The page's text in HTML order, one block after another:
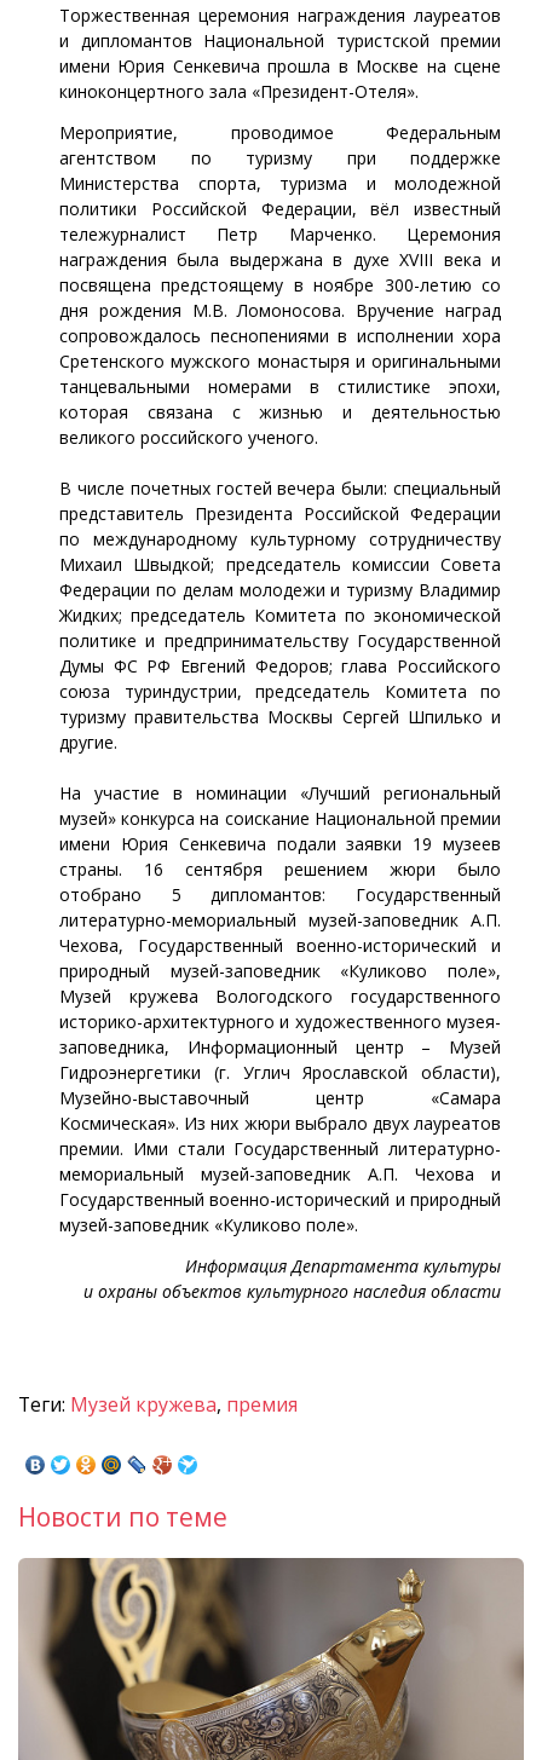
Торжественная церемония награждения лауреатов
и дипломантов Национальной туристской премии
имени Юрия Сенкевича прошла в Москве на сцене
киноконцертного зала «Президент-Отеля».
Мероприятие, проводимое Федеральным
агентством по туризму при поддержке
Министерства спорта, туризма и молодежной
политики Российской Федерации, вёл известный
тележурналист Петр Марченко. Церемония
награждения была выдержана в духе XVIII века и
посвящена предстоящему в ноябре 300-летию со
дня рождения М.В. Ломоносова. Вручение наград
сопровождалось песнопениями в исполнении хора
Сретенского мужского монастыря и оригинальными
танцевальными номерами в стилистике эпохи,
которая связана с жизнью и деятельностью
великого российского ученого.
В числе почетных гостей вечера были: специальный
представитель Президента Российской Федерации
по международному культурному сотрудничеству
Михаил Швыдкой; председатель комиссии Совета
Федерации по делам молодежи и туризму Владимир
Жидких; председатель Комитета по экономической
политике и предпринимательству Государственной
Думы ФС РФ Евгений Федоров; глава Российского
союза туриндустрии, председатель Комитета по
туризму правительства Москвы Сергей Шпилько и
другие.
На участие в номинации «Лучший региональный
музей» конкурса на соискание Национальной премии
имени Юрия Сенкевича подали заявки 19 музеев
страны. 16 сентября решением жюри было
отобрано 5 дипломантов: Государственный
литературно-мемориальный музей-заповедник А.П.
Чехова, Государственный военно-исторический и
природный музей-заповедник «Куликово поле»,
Музей кружева Вологодского государственного
историко-архитектурного и художественного музея-
заповедника, Информационный центр – Музей
Гидроэнергетики (г. Углич Ярославской области),
Музейно-выставочный центр «Самара
Космическая». Из них жюри выбрало двух лауреатов
премии. Ими стали Государственный литературно-
мемориальный музей-заповедник А.П. Чехова и
Государственный военно-исторический и природный
музей-заповедник «Куликово поле».
Информация Департамента культуры
и охраны объектов культурного наследия области
Теги: Музей кружева, премия
Новости по теме